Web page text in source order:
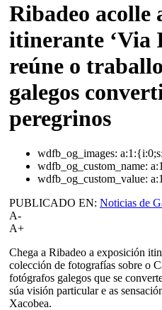
Ribadeo acolle
itinerante ‘Via
reúne o
galegos
peregrinos
wdfb_og_images:
wdfb_og_custom_name:
wdfb_og_custom_value:
PUBLICADO EN: Noticias de
A-
A+
Chega a Ribadeo a exposición
colección de fotografías sobre o
fotógrafos galegos que se
súa visión particular e as
Xacobea.